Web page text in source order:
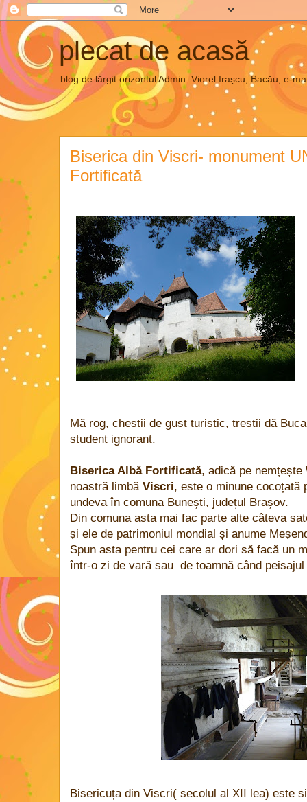
plecat de acasă
blog de lărgit orizontul Admin: Viorel Irașcu, Bacău, e-
Biserica din Viscri- monument
Fortificată
Mă rog, chestii de gust turistic, trestii dă
student ignorant.
Biserica Albă Fortificată, adică pe nemțește
noastră limbă Viscri, este o minune cocoțată
undeva în comuna Bunești, județul Brașov.
Din comuna asta mai fac parte alte câteva
și ele de patrimoniul mondial și anume
Spun asta pentru cei care ar dori să facă un
într-o zi de vară sau de toamnă când
Bisericuța din Viscri( secolul al XII lea) este